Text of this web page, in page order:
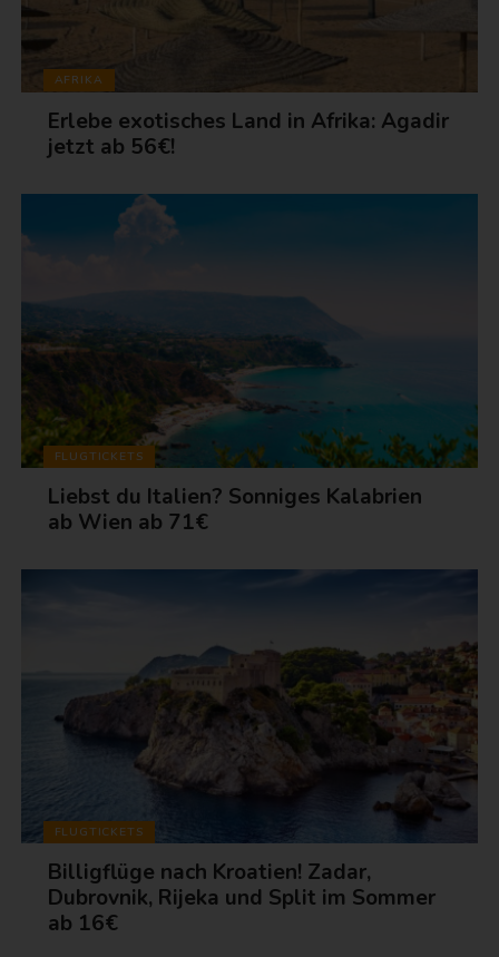
AFRIKA
Erlebe exotisches Land in Afrika: Agadir
jetzt ab 56€!
FLUGTICKETS
Liebst du Italien? Sonniges Kalabrien
ab Wien ab 71€
FLUGTICKETS
Billigflüge nach Kroatien! Zadar,
Dubrovnik, Rijeka und Split im Sommer
ab 16€